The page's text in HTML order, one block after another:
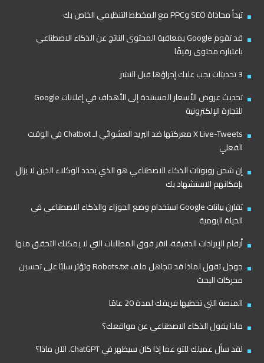
تبدأ محاذاة SEO وPPC مع المخطط التنظيمي الخاص بك
قد تقوم Google بمعاقبة المحتوى الناتج عن الذكاء الاصطناعي
باعتباره محتوى رقيقًا
3 تحديثات يجب عليك إجراؤها قبل النشر
تحديث عروض الأسعار المستندة إلى الأهداف في إعلانات Google
للتجارة الإلكترونية
X Live-Tweets معركتها ضد البريد العشوائي لـ Chatbot في الوقت
الفعلي
إن شحن روبوتات الذكاء الاصطناعي هو الذي يحدد الوكلاء الذين لا يزال
بإمكانهم الاستشهاد بك
تقارن بيانات Google استخدام وضع الجوزاء والذكاء الاصطناعي في
الحياة اليومية
أرقام الإيرادات الدقيقة، انقر فوق المطالبات التي لا يمكنك التحقق منها
جوجل تقول لماذا قد تتجاهل ملف Robots.txt وتؤثر سلبًا على تحسين
محركات البحث
المنصة التي تخطيها فريقك لمدة 20 عامًا
ماذا يقول الذكاء الاصطناعي عن مواقعك؟
لقد سأل عميلك للتو عما إذا كان سيظهر في ChatGPT. الآن ماذا؟